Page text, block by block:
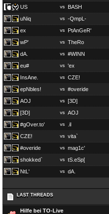
US
vs BASH
uNiq
vs -QmpL-
ex
vs PtAnGeR'
wP'
vs TheRo
dA.
vs #WINN
eu#
vs 'ex
InsAne.
vs CZE!
epNbles!
vs #overide
AOJ
vs [3D]
[3D]
vs AOJ
#gOver.to'
vs .il
CZE!
vs vita`
#overide
vs mag1c'
shokked`
vs tS.eSp[
NtL'
vs dA.
LAST THREADS
LAST THREADS
Hilfe bei TO-Live